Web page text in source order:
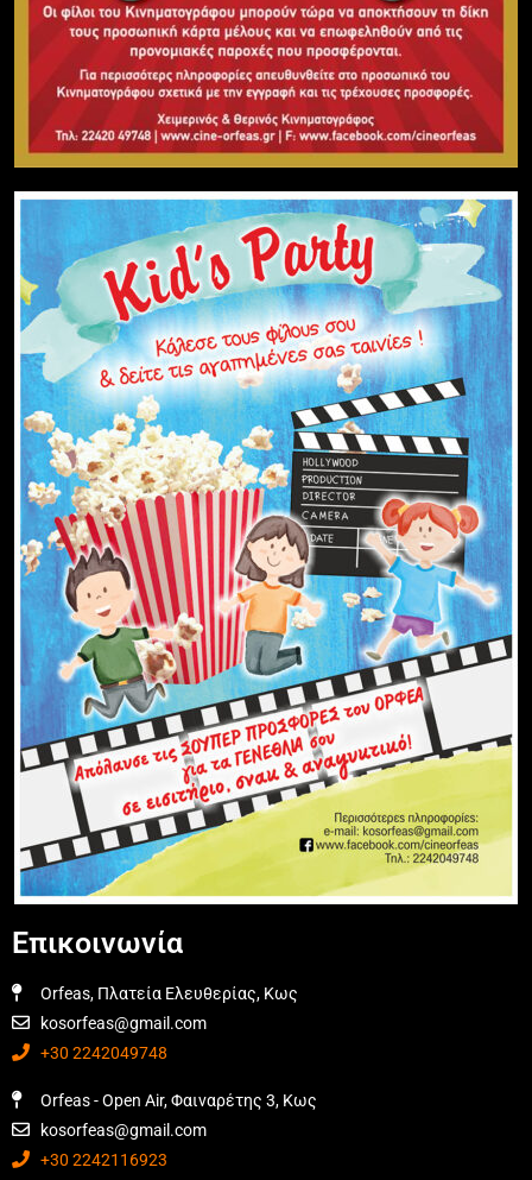
Επικοινωνία
Orfeas, Πλατεία Ελευθερίας, Κως
kosorfeas@gmail.com
+30 2242049748
Orfeas - Open Air, Φαιναρέτης 3, Κως
kosorfeas@gmail.com
+30 2242116923